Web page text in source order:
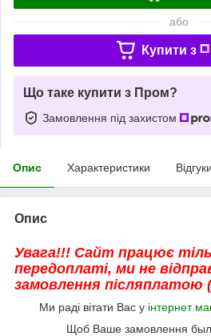
або
Купити з
Що таке купити з Пром?
Замовлення під захистом
Опис Характеристики
Опис
Увага!!! Сайт працює
передоплаті, ми не
замовлення післяплатою
Ми раді вітати Вас у інтернет
Щоб Ваше замовлення